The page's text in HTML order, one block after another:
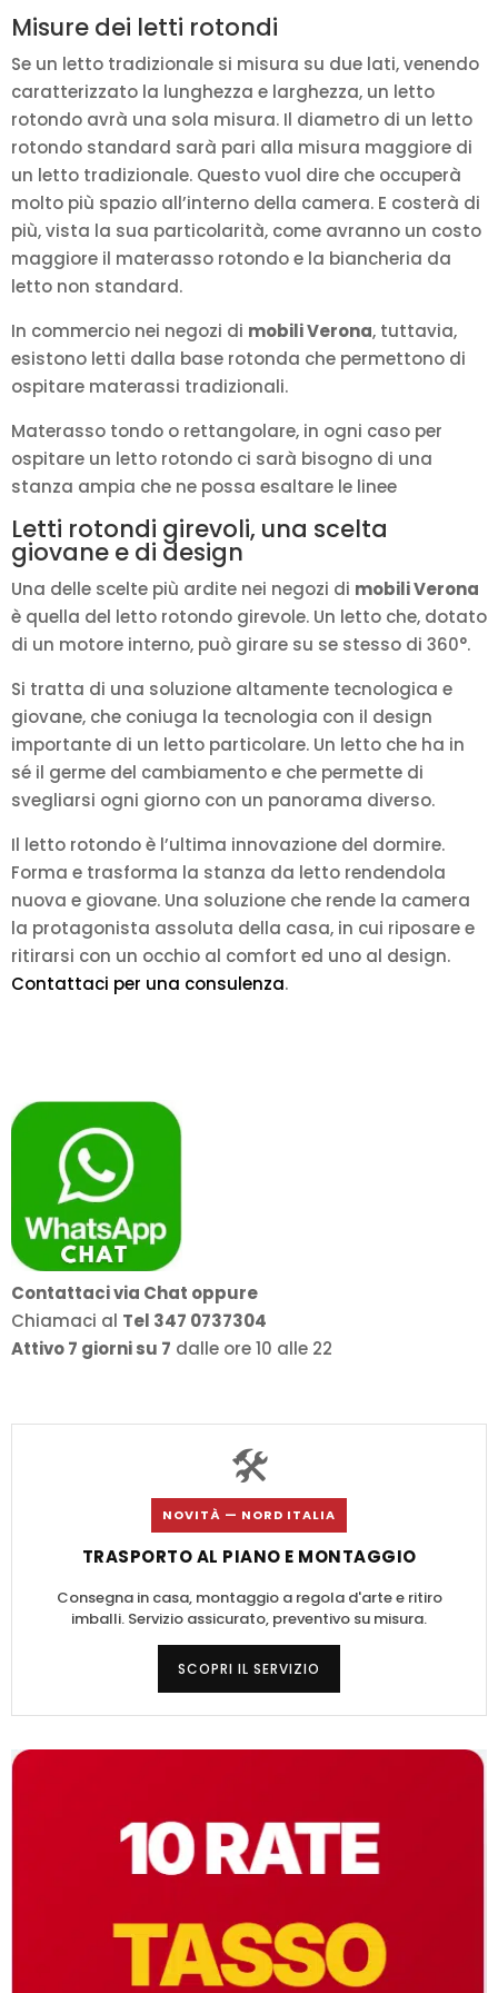
Misure dei letti rotondi
Se un letto tradizionale si misura su due lati, venendo
caratterizzato la lunghezza e larghezza, un letto
rotondo avrà una sola misura. Il diametro di un letto
rotondo standard sarà pari alla misura maggiore di
un letto tradizionale. Questo vuol dire che occuperà
molto più spazio all’interno della camera. E costerà di
più, vista la sua particolarità, come avranno un costo
maggiore il materasso rotondo e la biancheria da
letto non standard.
In commercio nei negozi di mobili Verona, tuttavia,
esistono letti dalla base rotonda che permettono di
ospitare materassi tradizionali.
Materasso tondo o rettangolare, in ogni caso per
ospitare un letto rotondo ci sarà bisogno di una
stanza ampia che ne possa esaltare le linee
Letti rotondi girevoli, una scelta
giovane e di design
Una delle scelte più ardite nei negozi di mobili Verona
è quella del letto rotondo girevole. Un letto che, dotato
di un motore interno, può girare su se stesso di 360°.
Si tratta di una soluzione altamente tecnologica e
giovane, che coniuga la tecnologia con il design
importante di un letto particolare. Un letto che ha in
sé il germe del cambiamento e che permette di
svegliarsi ogni giorno con un panorama diverso.
Il letto rotondo è l’ultima innovazione del dormire.
Forma e trasforma la stanza da letto rendendola
nuova e giovane. Una soluzione che rende la camera
la protagonista assoluta della casa, in cui riposare e
ritirarsi con un occhio al comfort ed uno al design.
Contattaci per una consulenza.
Contattaci via Chat oppure
Chiamaci al Tel 347 0737304
Attivo 7 giorni su 7 dalle ore 10 alle 22
🛠️
NOVITÀ — NORD ITALIA
TRASPORTO AL PIANO E MONTAGGIO
Consegna in casa, montaggio a regola d'arte e ritiro
imballi. Servizio assicurato, preventivo su misura.
SCOPRI IL SERVIZIO